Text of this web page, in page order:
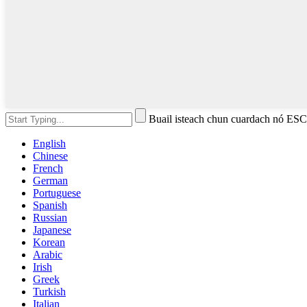
Buail isteach chun cuardach nó
English
Chinese
French
German
Portuguese
Spanish
Russian
Japanese
Korean
Arabic
Irish
Greek
Turkish
Italian